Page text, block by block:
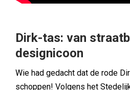
Dirk-tas: van
designicoon
Wie had gedacht dat de rode
schoppen! Volgens het